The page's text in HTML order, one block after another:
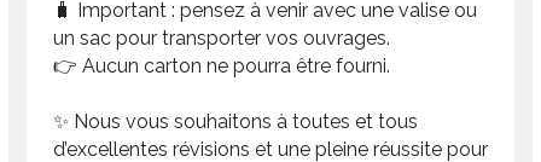
🧳 Important : pensez à venir avec une valise ou
un sac pour transporter vos ouvrages.
👉 Aucun carton ne pourra être fourni.
✨ Nous vous souhaitons à toutes et tous
d’excellentes révisions et une pleine réussite pour